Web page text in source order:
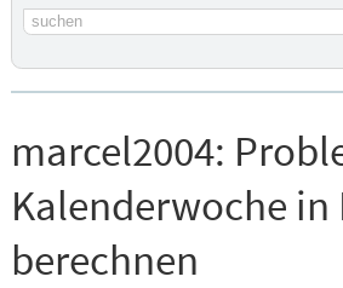
Suchbegriff
marcel2004:
Kalenderwoche in
berechnen